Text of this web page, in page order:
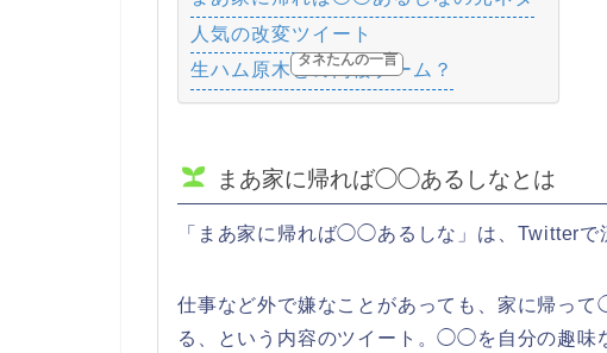
人気の改変ツイート
生ハム原木との同棲ブーム？
まあ家に帰れば◯◯あるしなとは
「まあ家に帰れば◯◯あるしな」は、Twitterで
仕事など外で嫌なことがあっても、家に帰っ
る、という内容のツイート。◯◯を自分の趣味
タネたんの一言